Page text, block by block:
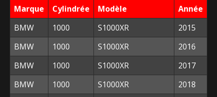
Marque Cylindrée Modèle
Année
BMW
1000 S1000XR
2015
BMW
1000 S1000XR
2016
BMW
1000 S1000XR
2017
BMW
1000 S1000XR
2018